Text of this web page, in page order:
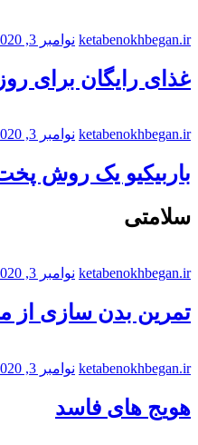
ketabenokhbegan.ir نوامبر 3, 2020
غذای رایگان برای
ketabenokhbegan.ir نوامبر 3, 2020
باربیکیو یک روش
سلامتی
ketabenokhbegan.ir نوامبر 3, 2020
تمرین بدن سازی از
ketabenokhbegan.ir نوامبر 3, 2020
هویج های فاسد